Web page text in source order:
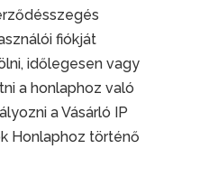
fiókját
időlegesen vagy
a honlaphoz való
a Vásárló IP
Honlaphoz történő